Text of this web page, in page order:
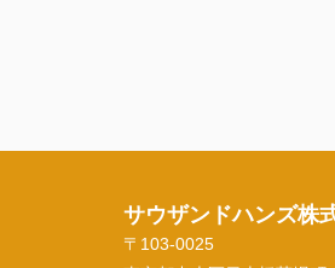
サウザンドハンズ株
〒103-0025